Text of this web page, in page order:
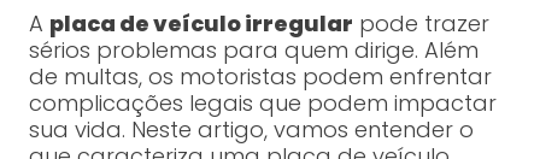
A placa de veículo irregular pode trazer
sérios problemas para quem dirige. Além
de multas, os motoristas podem enfrentar
complicações legais que podem impactar
sua vida. Neste artigo, vamos entender o